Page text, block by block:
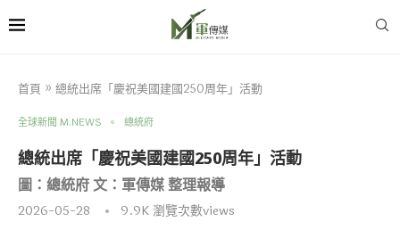
首頁 » 總統出席「慶祝美國建國250周年」活動
全球新聞 M.NEWS 總統府
總統出席「慶祝美國建國250周年」活動
圖：總統府 文：軍傳媒 整理報導
2026-05-28 9.9K瀏覽次數views